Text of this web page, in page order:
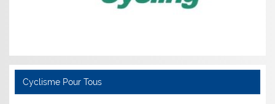
Cyclisme Pour Tous